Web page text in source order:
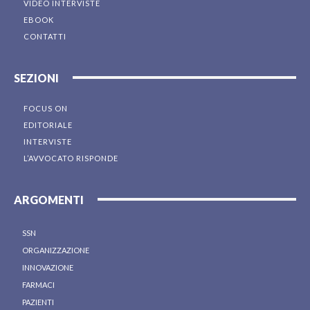
VIDEO INTERVISTE
EBOOK
CONTATTI
SEZIONI
FOCUS ON
EDITORIALE
INTERVISTE
L’AVVOCATO RISPONDE
ARGOMENTI
SSN
ORGANIZZAZIONE
INNOVAZIONE
FARMACI
PAZIENTI